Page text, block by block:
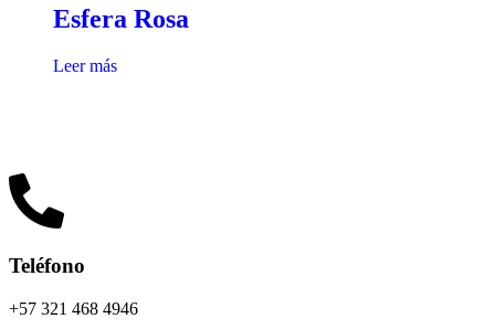
Esfera Rosa
Leer más
Teléfono
+57 321 468 4946